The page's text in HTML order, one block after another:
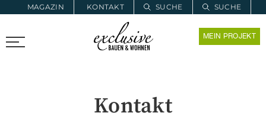
MAGAZIN KONTAKT SUCHE
SUCHE
PROARCHITEC PROINSTALL MEIN PROJEKT
Kontakt